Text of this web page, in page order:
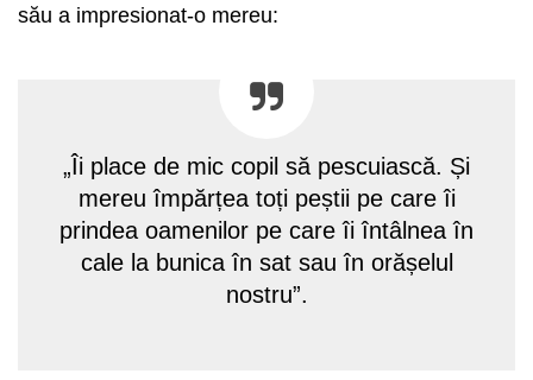
său a impresionat-o mereu:
„Îi place de mic copil să pescuiască. Și
mereu împărțea toți peștii pe care îi
prindea oamenilor pe care îi întâlnea în
cale la bunica în sat sau în orășelul
nostru”.